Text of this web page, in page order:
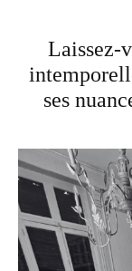
Laissez-
ses